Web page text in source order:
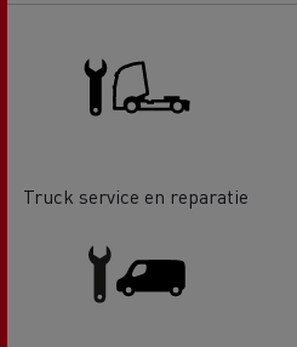
Truck service en reparatie